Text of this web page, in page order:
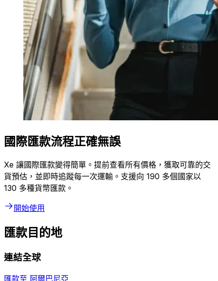
國際匯款流程正確無誤
Xe 讓國際匯款變得簡單。提前查看所有價格，獲取可靠的交
貨預估，並即時追蹤每一次運輸。支援向 190 多個國家以
130 多種貨幣匯款。
開始使用
匯款目的地
連結全球
匯款至 阿爾巴尼亞